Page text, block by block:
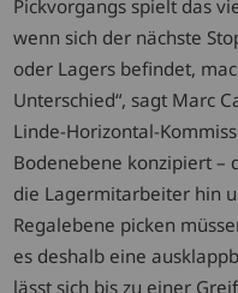
Pickvorgangs spielt das
wenn sich der nächste
oder Lagers befindet,
Unterschied“, sagt Marc
Linde-Horizontal-
Bodenebene konzipiert –
die Lagermitarbeiter hin
Regalebene picken
es deshalb eine
lässt sich bis zu einer